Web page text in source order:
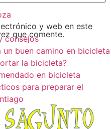
consejos
un buen camino en bicicleta
la bicicleta?
en bicicleta
para preparar el
y web en este
que comente.